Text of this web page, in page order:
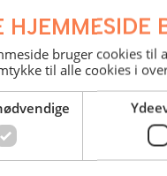
hvis rummet
HJEMMESIDE
bruger cookies til
til alle cookies i